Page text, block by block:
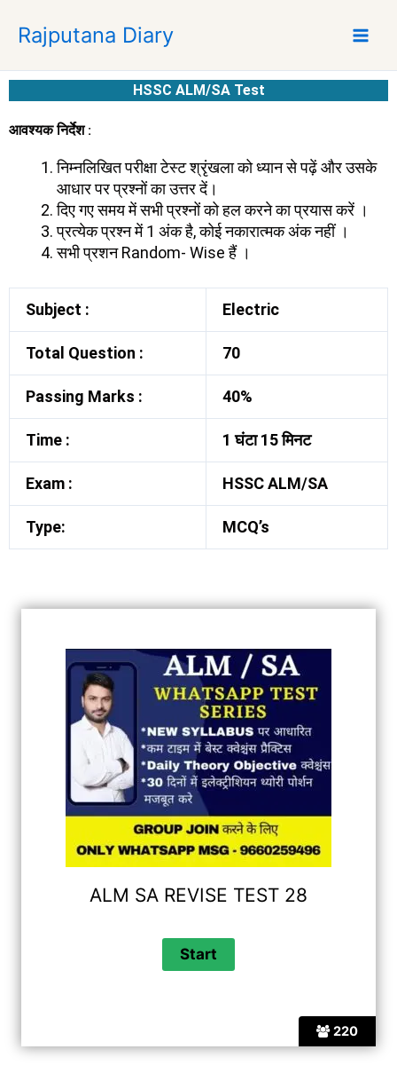
p
Rajputana Diary
HSSC ALM/SA Test
आवश्यक निर्देश :
निम्नलिखित परीक्षा टेस्ट श्रृंखला को ध्यान से पढ़ें और उसके
आधार पर प्रश्नों का उत्तर दें।
दिए गए समय में सभी प्रश्नों को हल करने का प्रयास करें ।
प्रत्येक प्रश्न में 1 अंक है, कोई नकारात्मक अंक नहीं ।
सभी प्रशन Random- Wise हैं ।
Subject : Electric
Total Question : 70
Passing Marks : 40%
Time : 1 घंटा 15 मिनट
Exam : HSSC ALM/SA
Type: MCQ’s
220
ALM SA REVISE TEST 28